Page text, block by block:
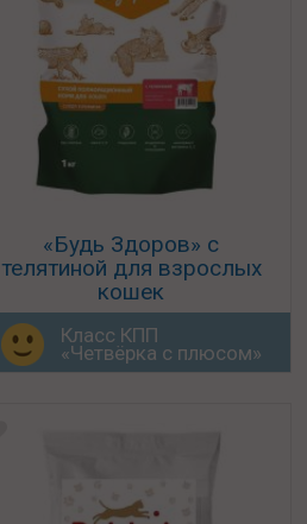
«Будь Здоров» с
телятиной для взрослых
кошек
Класс КПП
«Четвёрка с плюсом»